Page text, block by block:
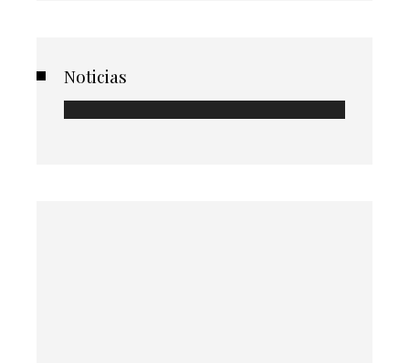
Noticias